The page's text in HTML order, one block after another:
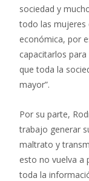
sociedad y
todo las mujeres
económica, por
capacitarlos
que toda la
mayor”.
Por su parte,
trabajo generar
maltrato y
esto no vuelva a
toda la